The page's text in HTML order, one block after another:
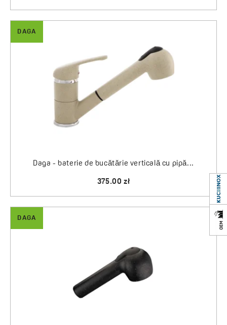
DAGA
Daga - baterie de bucătărie verticală cu pipă...
375.00 zł
DAGA